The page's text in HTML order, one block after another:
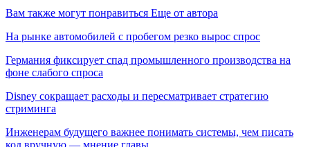
Вам также могут понравиться Еще от автора
На рынке автомобилей с пробегом резко вырос спрос
Германия фиксирует спад промышленного производства на
фоне слабого спроса
Disney сокращает расходы и пересматривает стратегию
стриминга
Инженерам будущего важнее понимать системы, чем писать
код вручную — мнение главы…